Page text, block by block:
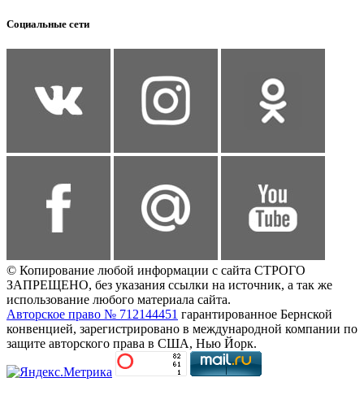
Социальные сети
© Копирование любой информации с сайта СТРОГО
ЗАПРЕЩЕНО, без указания ссылки на источник, а так же
использование любого материала сайта.
Авторское право № 712144451 гарантированное Бернской
конвенцией, зарегистрировано в международной компании по
защите авторского права в США, Нью Йорк.